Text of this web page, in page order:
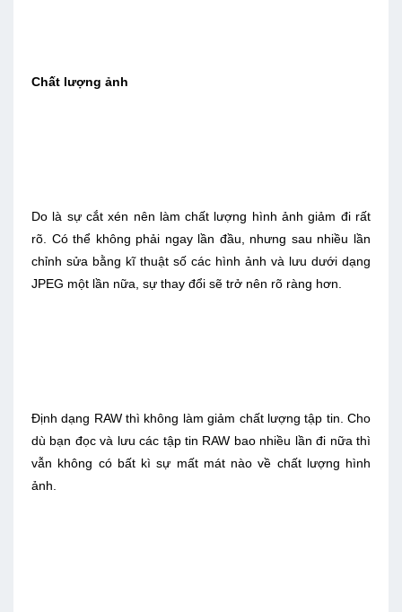
Chất lượng ảnh
Do là sự cắt xén nên làm chất lượng hình ảnh giảm đi rất
rõ. Có thể không phải ngay lần đầu, nhưng sau nhiều lần
chỉnh sửa bằng kĩ thuật số các hình ảnh và lưu dưới dạng
JPEG một lần nữa, sự thay đổi sẽ trở nên rõ ràng hơn.
Ðịnh dạng RAW thì không làm giảm chất lượng tập tin. Cho
dù bạn đọc và lưu các tập tin RAW bao nhiều lần đi nữa thì
vẫn không có bất kì sự mất mát nào về chất lượng hình
ảnh.